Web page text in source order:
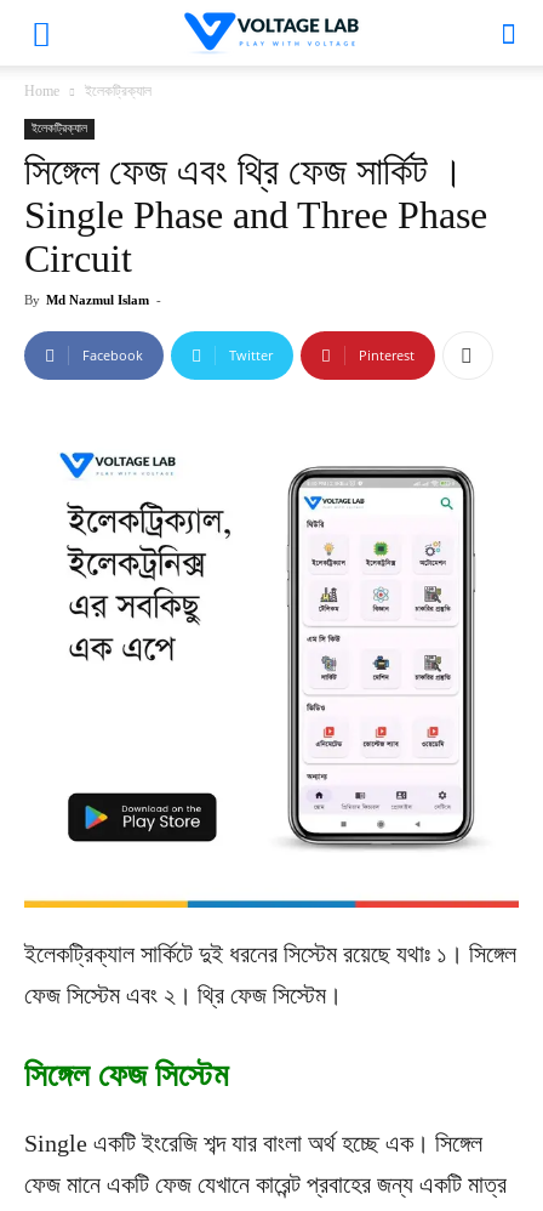
VoltageLab
Home ইলেকট্রিক্যাল
ইলেকট্রিক্যাল
সিঙ্গেল ফেজ এবং থ্রি ফেজ সার্কিট ।
Single Phase and Three Phase
Circuit
By Md Nazmul Islam -
Facebook Twitter Pinterest
ইলেকট্রিক্যাল সার্কিটে দুই ধরনের সিস্টেম রয়েছে যথাঃ ১। সিঙ্গেল
ফেজ সিস্টেম এবং ২। থ্রি ফেজ সিস্টেম।
সিঙ্গেল ফেজ সিস্টেম
Single একটি ইংরেজি শব্দ যার বাংলা অর্থ হচ্ছে এক। সিঙ্গেল
ফেজ মানে একটি ফেজ যেখানে কারেন্ট প্রবাহের জন্য একটি মাত্র